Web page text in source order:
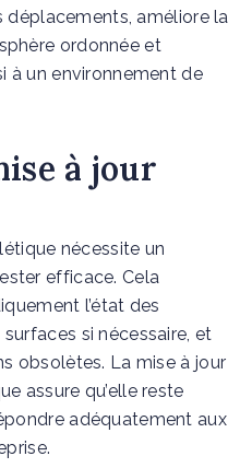
déplacements, améliore la
ordonnée et
à un environnement de
à jour
nécessite un
efficace. Cela
l’état des
si nécessaire, et
obsolètes. La mise à jour
assure qu’elle reste
adéquatement aux